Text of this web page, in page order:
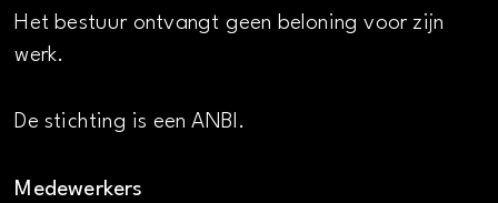
Het bestuur ontvangt geen beloning voor zijn
werk.
De stichting is een ANBI.
Medewerkers